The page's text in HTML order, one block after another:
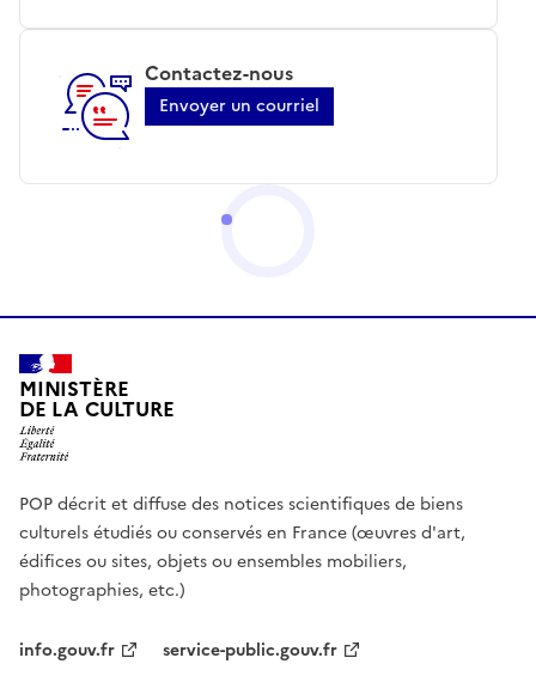
Contactez-nous
Envoyer un courriel
MINISTÈRE
DE LA CULTURE
POP décrit et diffuse des notices scientifiques de biens
culturels étudiés ou conservés en France (œuvres d'art,
édifices ou sites, objets ou ensembles mobiliers,
photographies, etc.)
info.gouv.fr service-public.gouv.fr